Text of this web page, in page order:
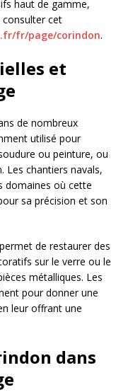
haut de gamme,
consulter cet
fr/page/corindon.
et
de nombreux
utilisé pour
ou peinture, ou
Les chantiers navals,
domaines où cette
sa précision et son
de restaurer des
sur le verre ou le
métalliques. Les
pour donner une
leur offrant une
dans